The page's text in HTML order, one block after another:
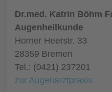
Dr.med. Katrin Böhm
Augenheilkunde
Horner Heerstr. 33
28359 Bremen
Tel.: (0421) 237201
zur Augenarztpraxis